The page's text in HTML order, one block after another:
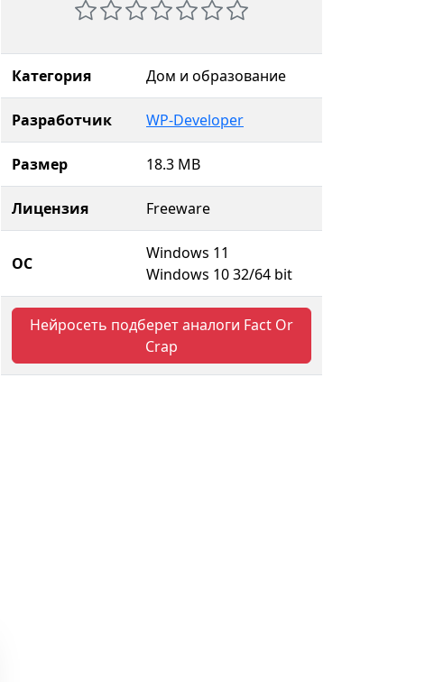
Категория Дом и образование
Разработчик WP-Developer
Размер 18.3 MB
Лицензия Freeware
ОС
Windows 11
Windows 10 32/64 bit
Нейросеть подберет аналоги Fact Or
Crap